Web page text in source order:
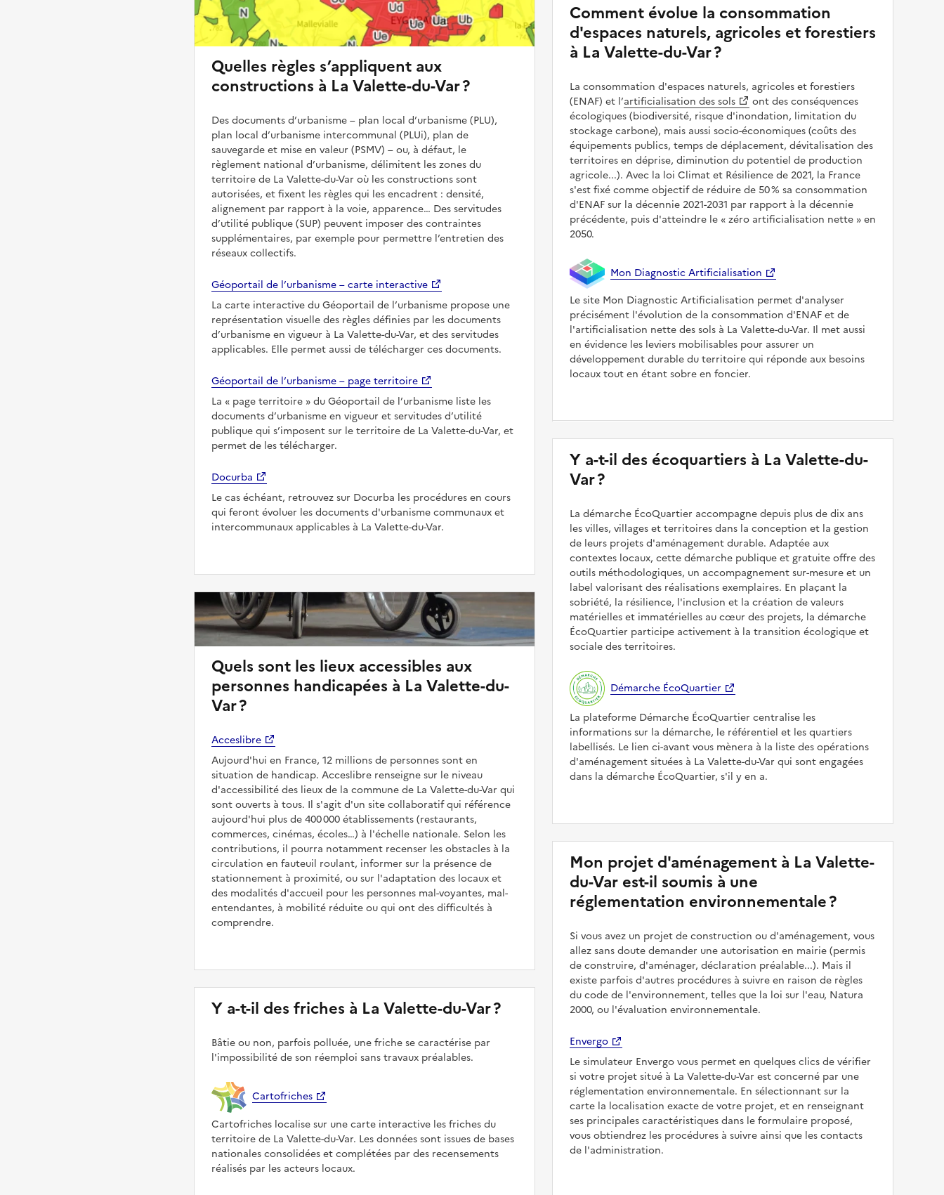
Quelles règles s’appliquent aux
constructions à La Valette-du-Var ?
Des documents d’urbanisme – plan local d’urbanisme (PLU),
plan local d’urbanisme intercommunal (PLUi), plan de
sauvegarde et mise en valeur (PSMV) – ou, à défaut, le
règlement national d’urbanisme, délimitent les zones du
territoire de La Valette-du-Var où les constructions sont
autorisées, et fixent les règles qui les encadrent : densité,
alignement par rapport à la voie, apparence… Des servitudes
d’utilité publique (SUP) peuvent imposer des contraintes
supplémentaires, par exemple pour permettre l’entretien des
réseaux collectifs.
Géoportail de l’urbanisme – carte interactive
La carte interactive du Géoportail de l’urbanisme propose une
représentation visuelle des règles définies par les documents
d’urbanisme en vigueur à La Valette-du-Var, et des servitudes
applicables. Elle permet aussi de télécharger ces documents.
Géoportail de l’urbanisme – page territoire
La
page territoire
du Géoportail de l’urbanisme liste les
documents d’urbanisme en vigueur et servitudes d’utilité
publique qui s’imposent sur le territoire de La Valette-du-Var, et
permet de les télécharger.
Docurba
Le cas échéant, retrouvez sur Docurba les procédures en cours
qui feront évoluer les documents d'urbanisme communaux et
intercommunaux applicables à La Valette-du-Var.
Quels sont les lieux accessibles aux
personnes handicapées à La Valette-du-
Var ?
Acceslibre
Aujourd'hui en France, 12 millions de personnes sont en
situation de handicap. Acceslibre renseigne sur le niveau
d'accessibilité des lieux de la commune de La Valette-du-Var qui
sont ouverts à tous. Il s'agit d'un site collaboratif qui référence
aujourd'hui plus de 400 000 établissements (restaurants,
commerces, cinémas, écoles…) à l'échelle nationale. Selon les
contributions, il pourra notamment recenser les obstacles à la
circulation en fauteuil roulant, informer sur la présence de
stationnement à proximité, ou sur l'adaptation des locaux et
des modalités d'accueil pour les personnes mal-voyantes, mal-
entendantes, à mobilité réduite ou qui ont des difficultés à
comprendre.
Y a-t-il des friches à La Valette-du-Var ?
Bâtie ou non, parfois polluée, une friche se caractérise par
l'impossibilité de son réemploi sans travaux préalables.
Cartofriches
Cartofriches localise sur une carte interactive les friches du
territoire de La Valette-du-Var. Les données sont issues de bases
nationales consolidées et complétées par des recensements
réalisés par les acteurs locaux.
Comment évolue la consommation
d'espaces naturels, agricoles et forestiers
à La Valette-du-Var ?
La consommation d'espaces naturels, agricoles et forestiers
(ENAF) et l’artificialisation des sols
ont des conséquences
écologiques (biodiversité, risque d'inondation, limitation du
stockage carbone), mais aussi socio-économiques (coûts des
équipements publics, temps de déplacement, dévitalisation des
territoires en déprise, diminution du potentiel de production
agricole...). Avec la loi Climat et Résilience de 2021, la France
s'est fixé comme objectif de réduire de 50 % sa consommation
d'ENAF sur la décennie 2021-2031 par rapport à la décennie
précédente, puis d'atteindre le zéro artificialisation nette en
2050.
Mon Diagnostic Artificialisation
Le site Mon Diagnostic Artificialisation permet d'analyser
précisément l'évolution de la consommation d'ENAF et de
l'artificialisation nette des sols à La Valette-du-Var. Il met aussi
en évidence les leviers mobilisables pour assurer un
développement durable du territoire qui réponde aux besoins
locaux tout en étant sobre en foncier.
Y a-t-il des écoquartiers à La Valette-du-
Var ?
La démarche ÉcoQuartier accompagne depuis plus de dix ans
les villes, villages et territoires dans la conception et la gestion
de leurs projets d'aménagement durable. Adaptée aux
contextes locaux, cette démarche publique et gratuite offre des
outils méthodologiques, un accompagnement sur-mesure et un
label valorisant des réalisations exemplaires. En plaçant la
sobriété, la résilience, l'inclusion et la création de valeurs
matérielles et immatérielles au cœur des projets, la démarche
ÉcoQuartier participe activement à la transition écologique et
sociale des territoires.
Démarche ÉcoQuartier
La plateforme Démarche ÉcoQuartier centralise les
informations sur la démarche, le référentiel et les quartiers
labellisés. Le lien ci-avant vous mènera à la liste des opérations
d'aménagement situées à La Valette-du-Var qui sont engagées
dans la démarche ÉcoQuartier, s'il y en a.
Mon projet d'aménagement à La Valette-
du-Var est-il soumis à une
réglementation environnementale ?
Si vous avez un projet de construction ou d'aménagement, vous
allez sans doute demander une autorisation en mairie (permis
de construire, d'aménager, déclaration préalable...). Mais il
existe parfois d'autres procédures à suivre en raison de règles
du code de l'environnement, telles que la loi sur l'eau, Natura
2000, ou l'évaluation environnementale.
Envergo
Le simulateur Envergo vous permet en quelques clics de vérifier
si votre projet situé à La Valette-du-Var est concerné par une
réglementation environnementale. En sélectionnant sur la
carte la localisation exacte de votre projet, et en renseignant
ses principales caractéristiques dans le formulaire proposé,
vous obtiendrez les procédures à suivre ainsi que les contacts
de l'administration.